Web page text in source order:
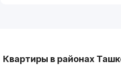
Квартиры в районах